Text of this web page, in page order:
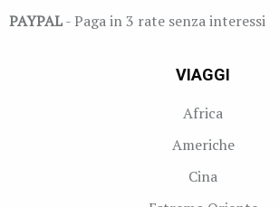
PAYPAL- Paga in 3 rate senza interessi
VIAGGI
Africa
Americhe
Cina